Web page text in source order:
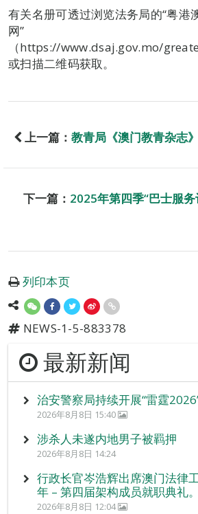
有关名册可透过浏览法务局的“粤港
网”
（https://www.dsaj.gov.mo/
或扫描二维码获取。
上一篇： 教青局《澳门教青杂志
下一篇： 2025年第四季“巴士服
列印本页
NEWS-1-5-883378
最新新闻
治安警察局持续开展“雷霆
2026年8月8日 15:40
涉杀人未遂内地男子被羁押
2026年8月8日 14:24
行政长官岑浩辉出席澳门法律
年 – 第四届架构成员就职典礼。
2026年8月8日 12:04